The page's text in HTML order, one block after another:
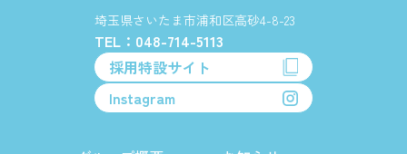
埼玉県さいたま市浦和区高砂4-8-23
TEL：048-714-5113
採用特設サイト
Instagram